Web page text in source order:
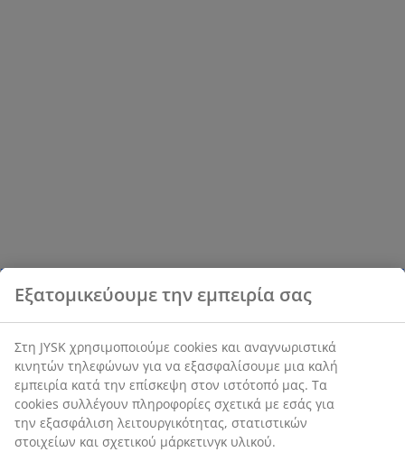
Εξατομικεύουμε την εμπειρία σας
Στη JYSK χρησιμοποιούμε cookies και αναγνωριστικά
κινητών τηλεφώνων για να εξασφαλίσουμε μια καλή
εμπειρία κατά την επίσκεψη στον ιστότοπό μας. Τα
cookies συλλέγουν πληροφορίες σχετικά με εσάς για
την εξασφάλιση λειτουργικότητας, στατιστικών
στοιχείων και σχετικού μάρκετινγκ υλικού.